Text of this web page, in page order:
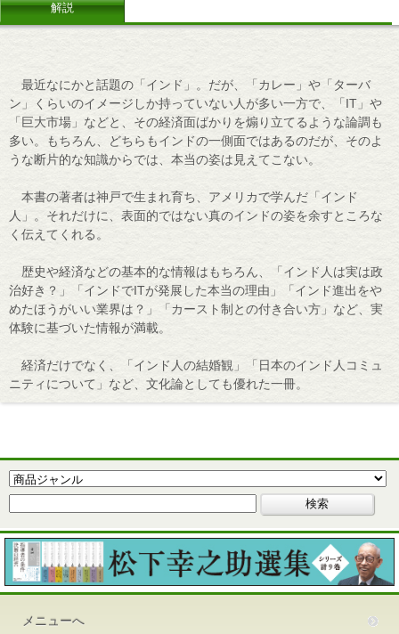
解説
最近なにかと話題の「インド」。だが、「カレー」や「ターバ
ン」くらいのイメージしか持っていない人が多い一方で、「IT」や
「巨大市場」などと、その経済面ばかりを煽り立てるような論調も
多い。もちろん、どちらもインドの一側面ではあるのだが、そのよ
うな断片的な知識からでは、本当の姿は見えてこない。
本書の著者は神戸で生まれ育ち、アメリカで学んだ「インド
人」。それだけに、表面的ではない真のインドの姿を余すところな
く伝えてくれる。
歴史や経済などの基本的な情報はもちろん、「インド人は実は政
治好き？」「インドでITが発展した本当の理由」「インド進出をや
めたほうがいい業界は？」「カースト制との付き合い方」など、実
体験に基づいた情報が満載。
経済だけでなく、「インド人の結婚観」「日本のインド人コミュ
ニティについて」など、文化論としても優れた一冊。
メニューへ